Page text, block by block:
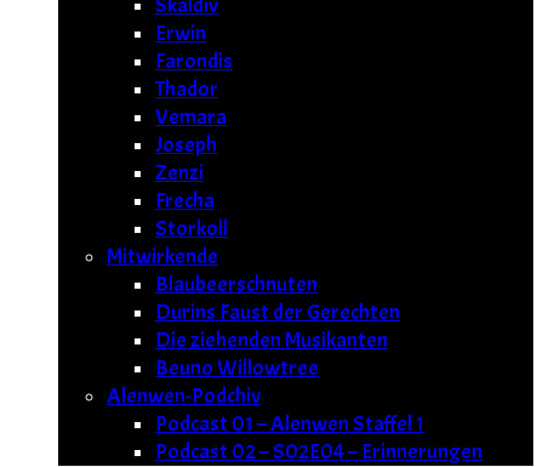
Erwin
Farondis
Thador
Vemara
Joseph
Zenzi
Frecha
Storkoll
Mitwirkende
Blaubeerschnuten
Durins Faust der Gerechten
Die ziehenden Musikanten
Beuno Willowtree
Alenwen-Podchiv
Podcast 01 – Alenwen Staffel 1
Podcast 02 – S02E04 – Erinnerungen